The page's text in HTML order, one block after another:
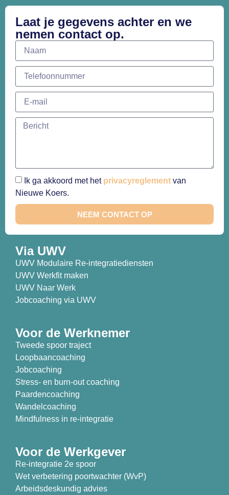
Laat je gegevens achter en we
nemen contact op.
Ik ga akkoord met het privacyreglement van
Nieuwe Koers.
NEEM CONTACT OP
Via UWV
UWV Modulaire Re-integratiediensten
UWV Werkfit maken
UWV Naar Werk
Jobcoaching via UWV
Voor de Werknemer
Tweede spoor traject
Loopbaancoaching
Jobcoaching
Stress- en burn-out coaching
Paardencoaching
Wandelcoaching
Mindfulness in re-integratie
Voor de Werkgever
Re-integratie 2e spoor
Wet verbetering poortwachter (WvP)
Arbeidsdeskundig advies